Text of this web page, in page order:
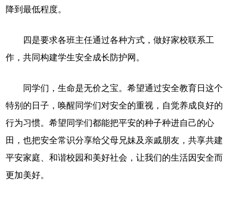
降到最低程度。
四是要求各班主任通过各种方式，做好家校联系工
作，共同构建学生安全成长防护网。
同学们，生命是无价之宝。希望通过安全教育日这个
特别的日子，唤醒同学们对安全的重视，自觉养成良好的
行为习惯。希望同学们都能把平安的种子种进自己的心
田，也把安全常识分享给父母兄妹及亲戚朋友，共享共建
平安家庭、和谐校园和美好社会，让我们的生活因安全而
更加美好。